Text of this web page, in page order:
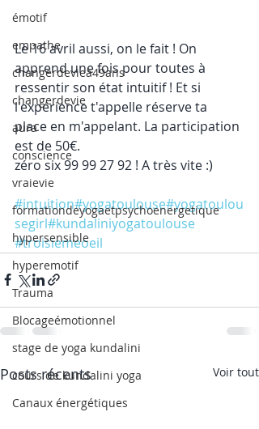
émotif
empathe
changerdevieà49ans
changerdevie
aura
conscience
vraievie
formationdeyogaetpsychoenergetique
hypersensible
hyperemotif
Trauma
Blocageémotionnel
stage de yoga kundalini
cours de kundalini yoga
Canaux énergétiques
Le 16 avril aussi, on le fait ! On
apprend une fois pour toutes à
ressentir son état intuitif ! Et si
l'expérience t'appelle réserve ta
place en m'appelant. La participation
est de 50€.
zéro six 99 99 27 92 ! A très vite :)
#intuition#yogatoulouse#yogatoulou
segirl#kundaliniyogatoulouse
#troisiemeoeil
Posts récents Voir tout